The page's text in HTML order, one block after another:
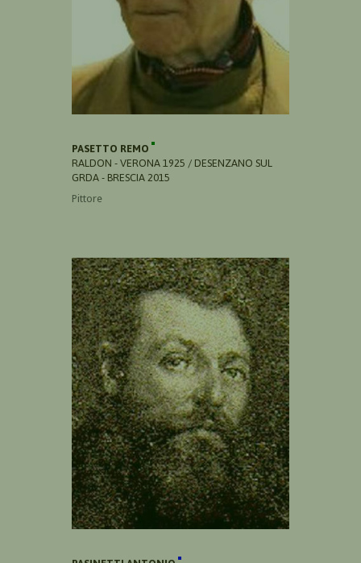
PASETTO REMO
RALDON - VERONA 1925 / DESENZANO SUL
GRDA - BRESCIA 2015
Pittore